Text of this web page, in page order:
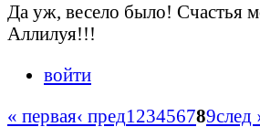
Да уж, весело было! Счастья
Аллилуя!!!
войти
« первая‹ пред1 23456789след